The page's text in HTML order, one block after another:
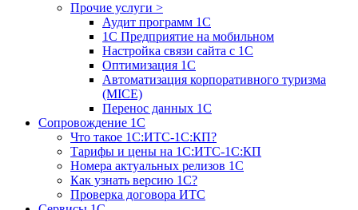
Прочие услуги >
Аудит программ 1С
1С Предприятие на мобильном
Настройка связи сайта с 1С
Оптимизация 1С
Автоматизация корпоративного туризма
(MICE)
Перенос данных 1С
Сопровождение 1С
Что такое 1С:ИТС-1С:КП?
Тарифы и цены на 1С:ИТС-1С:КП
Номера актуальных релизов 1С
Как узнать версию 1С?
Проверка договора ИТС